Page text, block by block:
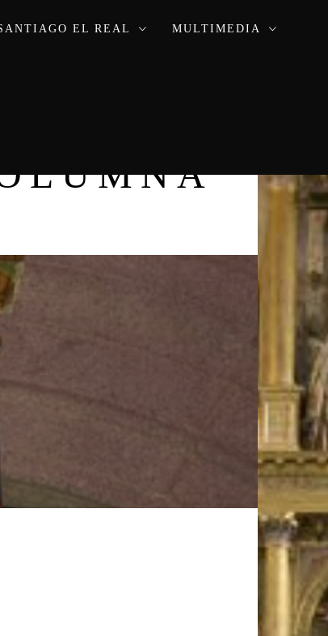
EL REAL MULTIMEDIA